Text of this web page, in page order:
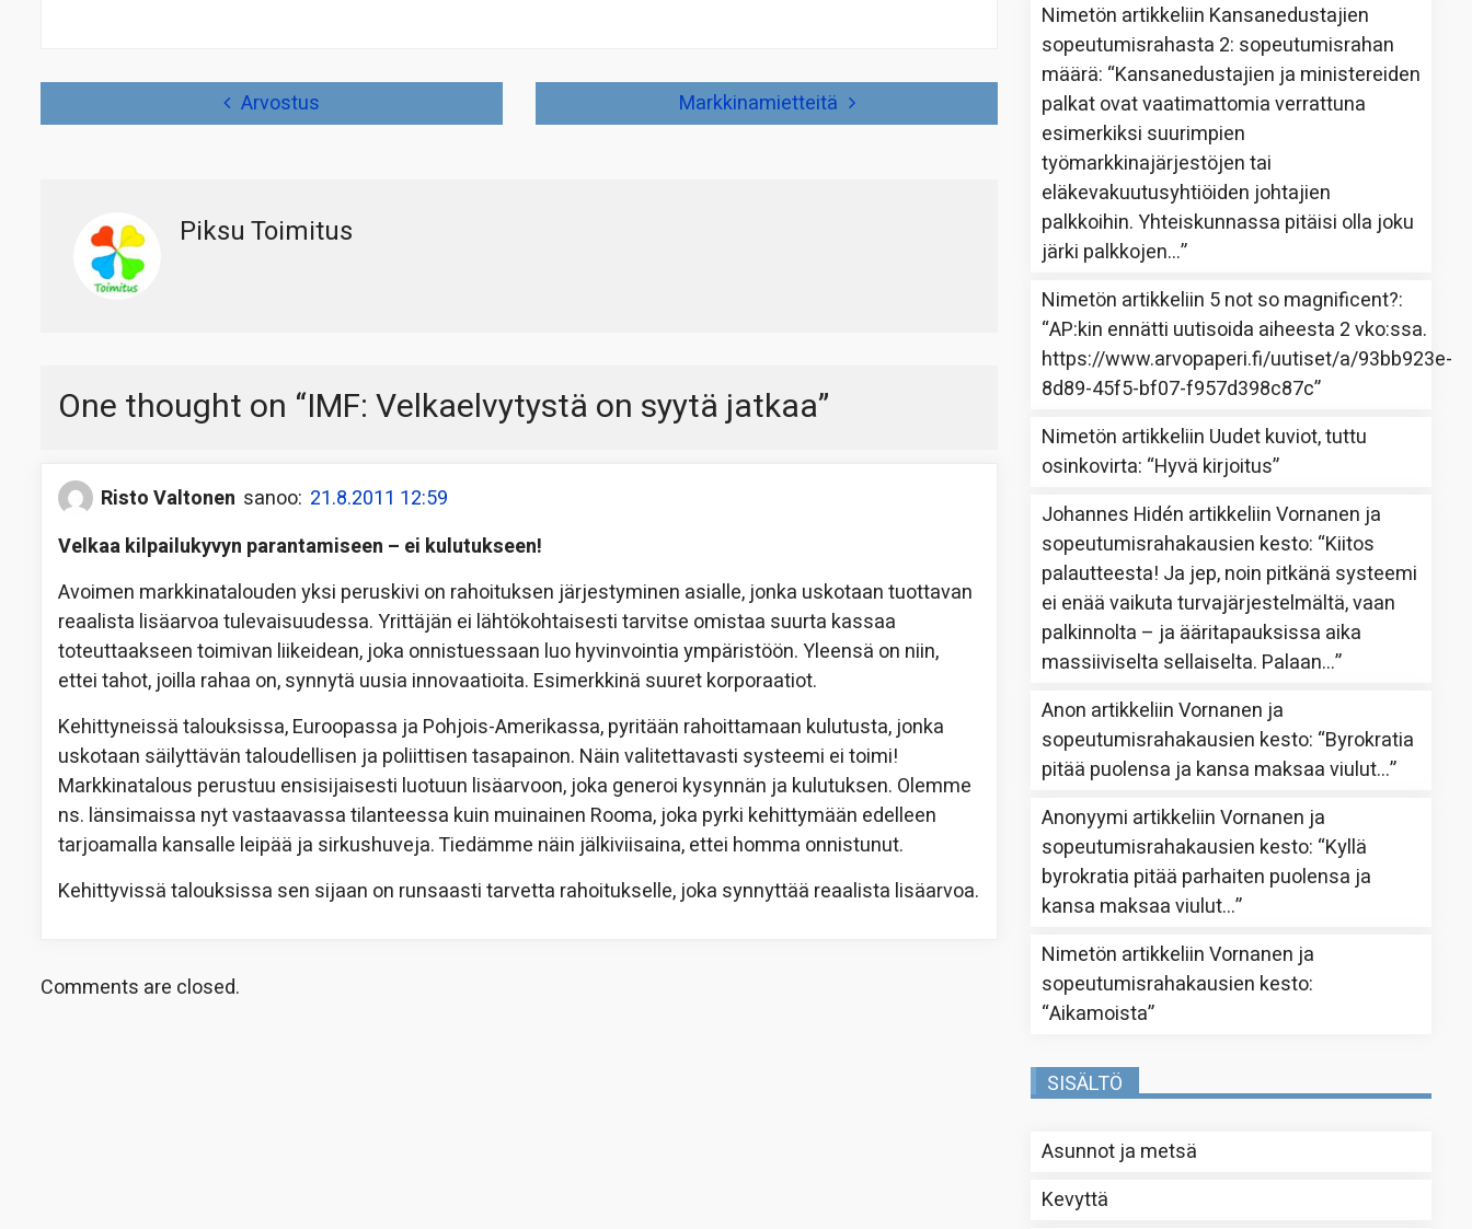
Arvostus Markkinamietteitä
Piksu Toimitus
One thought on “IMF: Velkaelvytystä on syytä jatkaa”
Risto Valtonen sanoo: 21.8.2011 12:59
Velkaa kilpailukyvyn parantamiseen – ei kulutukseen!
Avoimen markkinatalouden yksi peruskivi on rahoituksen järjestyminen asialle, jonka uskotaan tuottavan
reaalista lisäarvoa tulevaisuudessa. Yrittäjän ei lähtökohtaisesti tarvitse omistaa suurta kassaa
toteuttaakseen toimivan liikeidean, joka onnistuessaan luo hyvinvointia ympäristöön. Yleensä on niin,
ettei tahot, joilla rahaa on, synnytä uusia innovaatioita. Esimerkkinä suuret korporaatiot.
Kehittyneissä talouksissa, Euroopassa ja Pohjois-Amerikassa, pyritään rahoittamaan kulutusta, jonka
uskotaan säilyttävän taloudellisen ja poliittisen tasapainon. Näin valitettavasti systeemi ei toimi!
Markkinatalous perustuu ensisijaisesti luotuun lisäarvoon, joka generoi kysynnän ja kulutuksen. Olemme
ns. länsimaissa nyt vastaavassa tilanteessa kuin muinainen Rooma, joka pyrki kehittymään edelleen
tarjoamalla kansalle leipää ja sirkushuveja. Tiedämme näin jälkiviisaina, ettei homma onnistunut.
Kehittyvissä talouksissa sen sijaan on runsaasti tarvetta rahoitukselle, joka synnyttää reaalista lisäarvoa.
Comments are closed.
Nimetön artikkeliin Kansanedustajien
sopeutumisrahasta 2: sopeutumisrahan
määrä: “Kansanedustajien ja ministereiden
palkat ovat vaatimattomia verrattuna
esimerkiksi suurimpien
työmarkkinajärjestöjen tai
eläkevakuutusyhtiöiden johtajien
palkkoihin. Yhteiskunnassa pitäisi olla joku
järki palkkojen…”
Nimetön artikkeliin 5 not so magnificent?:
“AP:kin ennätti uutisoida aiheesta 2 vko:ssa.
https://www.arvopaperi.fi/uutiset/a/93bb923e-
8d89-45f5-bf07-f957d398c87c”
Nimetön artikkeliin Uudet kuviot, tuttu
osinkovirta: “Hyvä kirjoitus”
Johannes Hidén artikkeliinVornanen ja
sopeutumisrahakausien kesto: “Kiitos
palautteesta! Ja jep, noin pitkänä systeemi
ei enää vaikuta turvajärjestelmältä, vaan
palkinnolta – ja ääritapauksissa aika
massiiviselta sellaiselta. Palaan…”
Anon artikkeliinVornanen ja
sopeutumisrahakausien kesto: “Byrokratia
pitää puolensa ja kansa maksaa viulut…”
Anonyymi artikkeliinVornanen ja
sopeutumisrahakausien kesto: “Kyllä
byrokratia pitää parhaiten puolensa ja
kansa maksaa viulut…”
Nimetön artikkeliinVornanen ja
sopeutumisrahakausien kesto:
“Aikamoista”
SISÄLTÖ
Asunnot ja metsä
Kevyttä